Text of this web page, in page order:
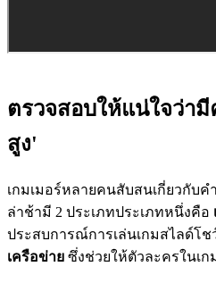
ตรวจสอบให้แน่ใจว่า
สูง'
เกมเมอร์หลายคนสับสนเกี่ยวกับค
ล่าช้ามี 2 ประเภทประเภทหนึ่งคือ
ประสบการณ์การเล่นเกมสไลด์โ
เครือข่าย ซึ่งช่วยให้ตัวละครในเ